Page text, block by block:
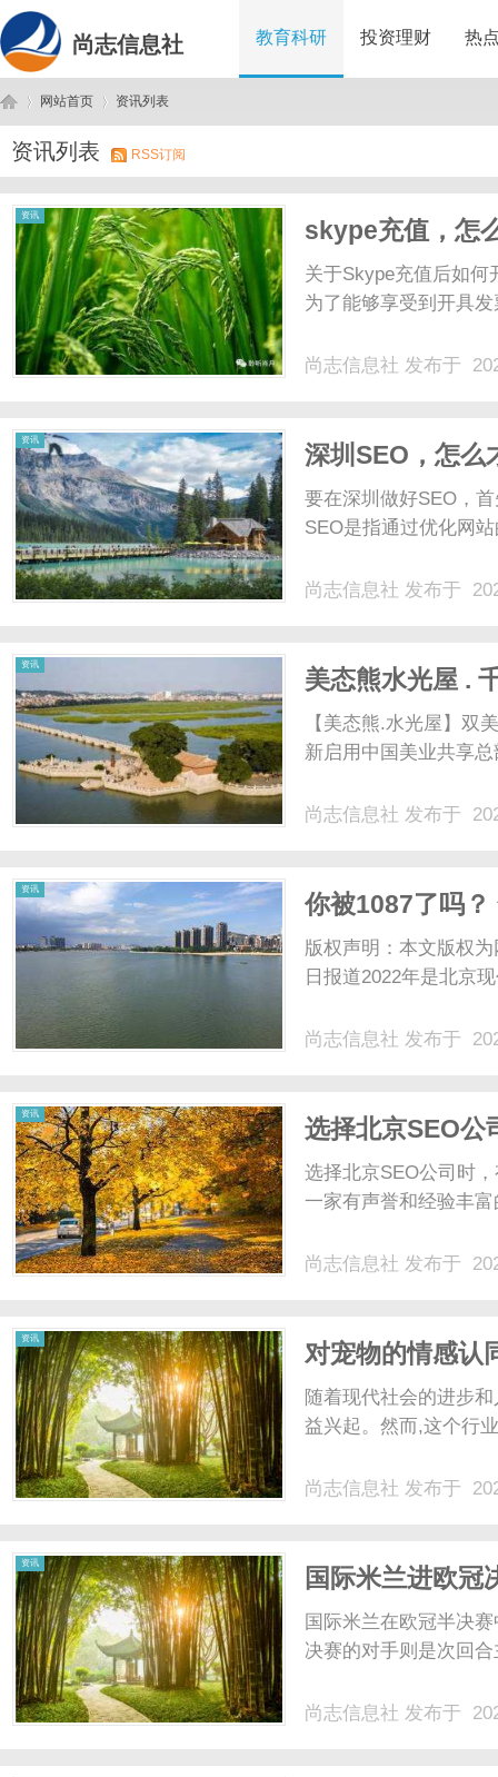
尚志信息社 教育科研 投资理财 热
尚 ›
网站首页
›
资讯列表
资讯列表 RSS订阅
资讯
skype充值，怎
关于Skype充值后如何
为了能够享受到开具
尚志信息社 发布于
资讯
深圳SEO，怎么
要在深圳做好SEO，
SEO是指通过优化网
尚志信息社 发布于
资讯
美态熊水光屋 .
【美态熊.水光屋】双
新启用中国美业共享
尚志信息社 发布于
资讯
你被1087了吗
版权声明：本文版权
日报道2022年是北京
尚志信息社 发布于
资讯
选择北京SEO公
选择北京SEO公司时
一家有声誉和经验丰
尚志信息社 发布于
资讯
对宠物的情感
随着现代社会的进步
益兴起。然而,这个行
尚志信息社 发布于
资讯
国际米兰进欧冠
国际米兰在欧冠半决
决赛的对手则是次回
尚志信息社 发布于